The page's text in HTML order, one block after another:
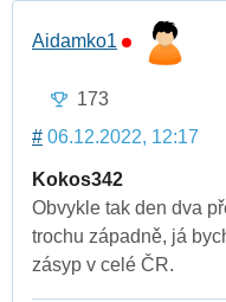
Aidamko1
173
# 06.12.2022, 12:17
Kokos342
Obvykle tak den dva
trochu západně, já
zásyp v celé ČR.